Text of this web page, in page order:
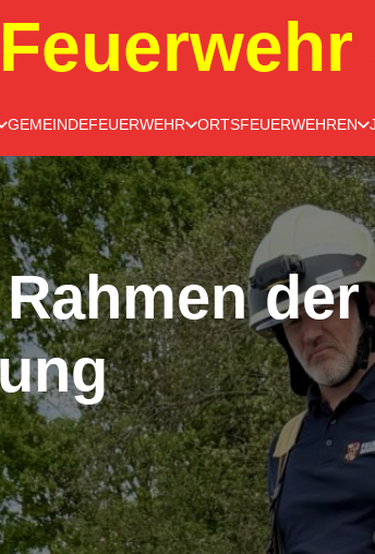
GEMEINDEFEUERWEHR ORTSFEUERWEHREN